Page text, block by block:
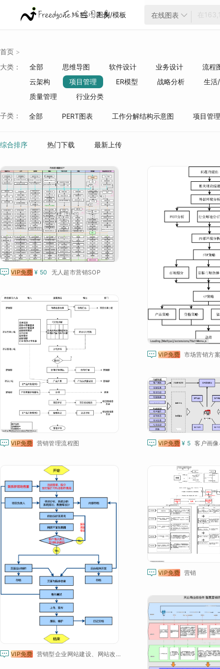
 图例/模板 在线图表 
首页 >
大类： 全部 思维导图 软件设计 业务设计
流程
云架构
项目管理 ER模型 战略分析
生活
质量管理
行业分类
子类： 全部 PERT图表 工作分解结构示意图
项目管理
综合排序
热门下载 最新上传
 VIP免费 ¥ 50 无人超市营销SOP
 VIP免费 市场营销方
 VIP免费 营销管理流程图  VIP免费 ¥ 5 客户画
 VIP免费 营销型企业网站建设、网站改版流程
 VIP免费 营销